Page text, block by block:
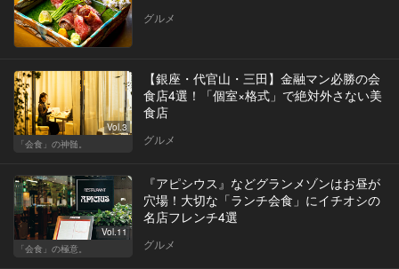
グルメ
Vol.3
「会食」の神髄。
【銀座・代官山・三田】金融マン必勝の会
食店4選！「個室×格式」で絶対外さない美
食店
グルメ
Vol.11
「会食」の極意。
『アピシウス』などグランメゾンはお昼が
穴場！大切な「ランチ会食」にイチオシの
名店フレンチ4選
グルメ